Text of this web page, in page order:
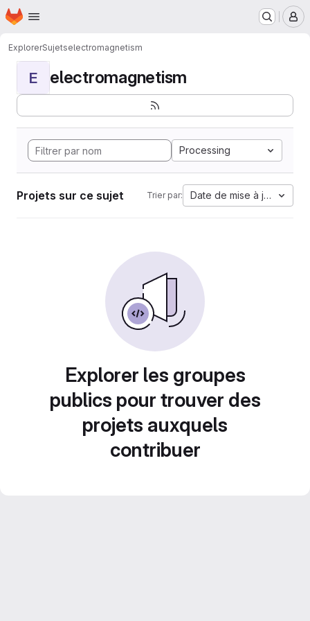
Passer au contenu principal
Page d'accueil
ExplorerSujetselectromagnetism
E electromagnetism
Processing
Projets sur ce sujet Trier par: Date de mise à jour
Explorer les groupes
publics pour trouver des
projets auxquels
contribuer